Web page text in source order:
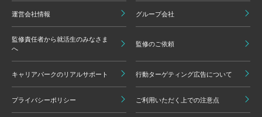
運営会社情報 グループ会社
監修責任者から就活生のみなさま
へ
監修のご依頼
キャリアパークのリアルサポート 行動ターゲティング広告について
プライバシーポリシー ご利用いただく上での注意点